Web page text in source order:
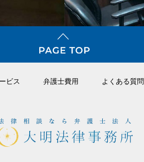
ビス 弁護⼠費⽤ よくある質問